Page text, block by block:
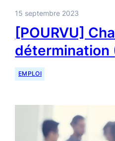
15 septembre 2023
[POURVU]
détermination
EMPLOI